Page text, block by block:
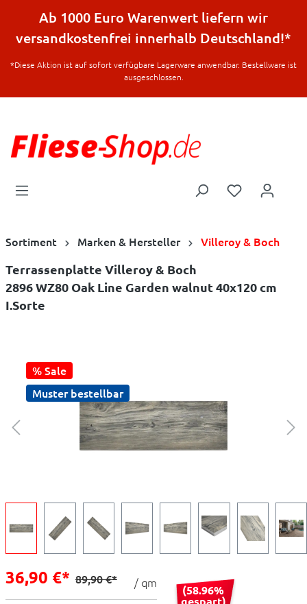
springen
Ab 1000 Euro Warenwert liefern wir
versandkostenfrei innerhalb Deutschland!*
*Diese Aktion ist auf sofort verfügbare Lagerware anwendbar. Bestellware ist
ausgeschlossen.
Sortiment Marken & Hersteller Villeroy & Boch
Terrassenplatte Villeroy & Boch
2896 WZ80 Oak Line Garden walnut 40x120 cm
I.Sorte
% Sale
Muster bestellbar
36,90 €* 89,90 €* / qm
(58.96%
gespart)